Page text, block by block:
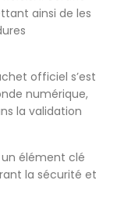
ainsi de les
officiel s’est
numérique,
la validation
élément clé
la sécurité et